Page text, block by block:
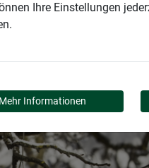
PICK-
Ihre Einstellungen
Mehr Informationen